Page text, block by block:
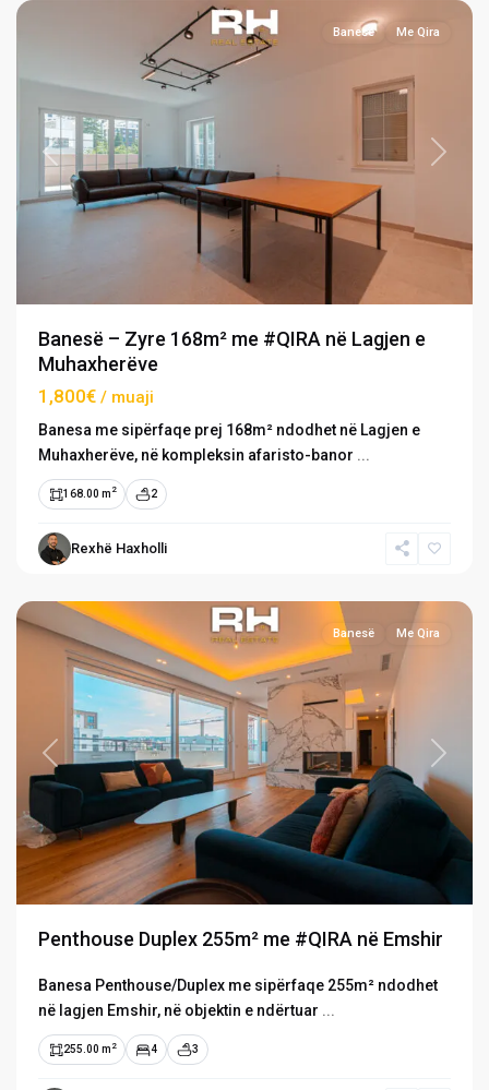
Previous Next
Banesë Me Qira
Banesë – Zyre 168m² me #QIRA në Lagjen e
Muhaxherëve
1,800€ / muaji
Banesa me sipërfaqe prej 168m² ndodhet në Lagjen e
Muhaxherëve, në kompleksin afaristo-banor ...
168.00 m 2 2
Rexhë Haxholli
Emshir
Kalabri,
Previous Next
Banesë Me Qira
Penthouse Duplex 255m² me #QIRA në Emshir
Banesa Penthouse/Duplex me sipërfaqe 255m² ndodhet
në lagjen Emshir, në objektin e ndërtuar ...
255.00 m 2 4 3
Prishtina